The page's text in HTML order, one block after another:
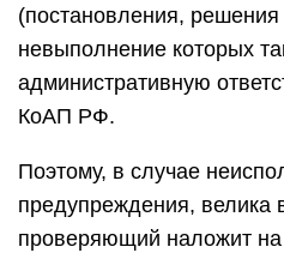
(постановления,
невыполнение которых
административную
КоАП РФ.
Поэтому, в случае
предупреждения, велика
проверяющий наложит